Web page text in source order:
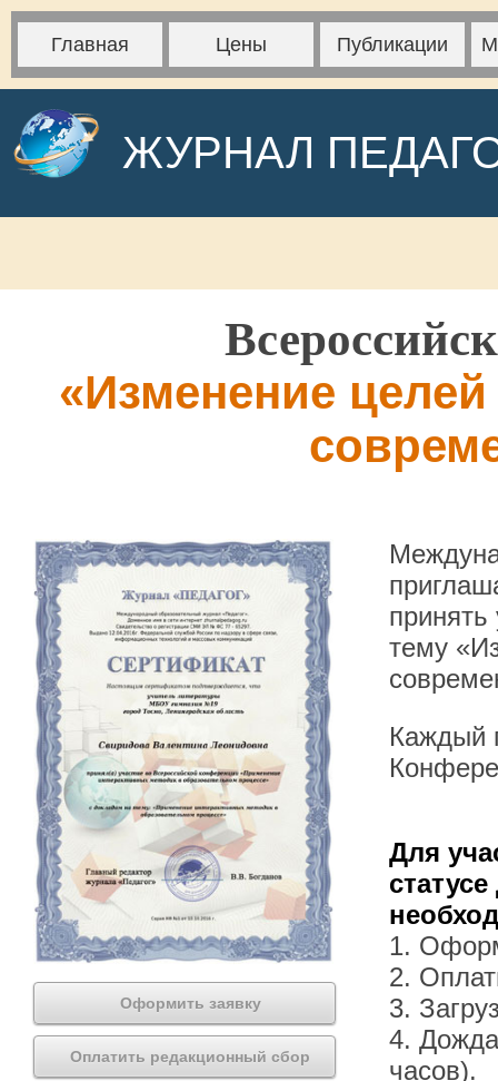
Главная Цены Публикации
ЖУРНАЛ
«Изменение
Оформить заявку
Оплатить редакционный сбор
тему
Каждый
Для
1.
2.
3.
4.
часов).